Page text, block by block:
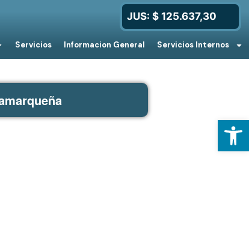
Servicios Informacion General Servicios Internos
JUS: $ 125.637,30